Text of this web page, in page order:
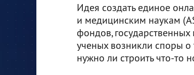
Идея создать единое
и медицинским наукам
фондов,
ученых возникли споры
нужно ли строить что-то